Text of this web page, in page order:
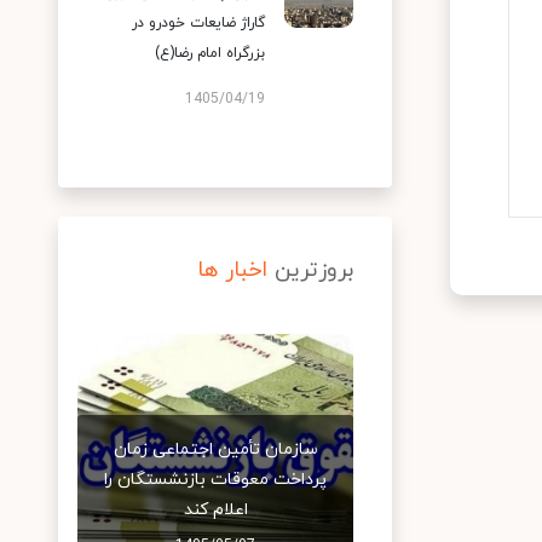
گاراژ ضایعات خودرو در
بزرگراه امام رضا(ع)
1405/04/19
بروزترین اخبار ها
سازمان تأمین اجتماعی زمان
پرداخت معوقات بازنشستگان را
اعلام کند